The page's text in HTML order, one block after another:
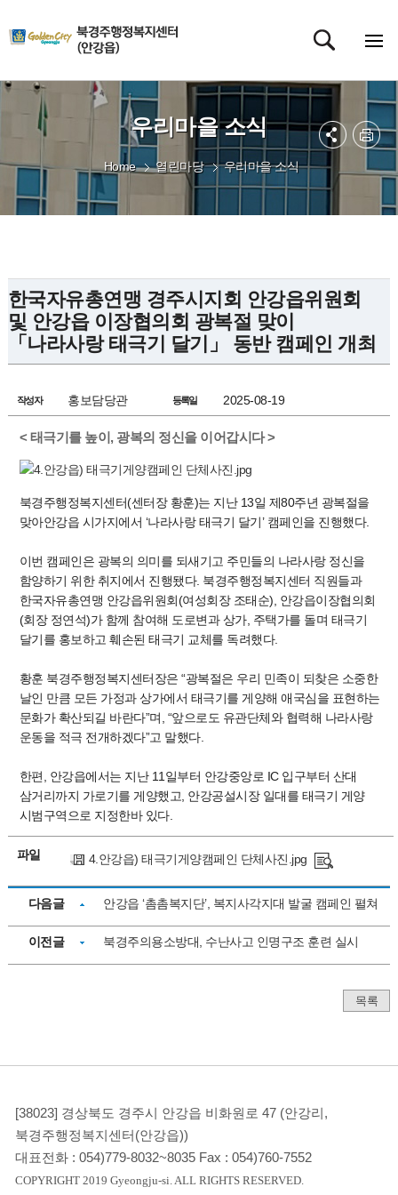
우리마을 소식
Home 열린마당 우리마을 소식
한국자유총연맹 경주시지회 안강읍위원회
및 안강읍 이장협의회 광복절 맞이
「나라사랑 태극기 달기」 동반 캠페인 개최
작성자 홍보담당관 등록일 2025-08-19
< 태극기를 높이, 광복의 정신을 이어갑시다 >
북경주행정복지센터(센터장 황훈)는 지난 13일 제80주년 광복절을
맞아안강읍 시가지에서 ‘나라사랑 태극기 달기’ 캠페인을 진행했다.
이번 캠페인은 광복의 의미를 되새기고 주민들의 나라사랑 정신을
함양하기 위한 취지에서 진행됐다. 북경주행정복지센터 직원들과
한국자유총연맹 안강읍위원회(여성회장 조태순), 안강읍이장협의회
(회장 정연석)가 함께 참여해 도로변과 상가, 주택가를 돌며 태극기
달기를 홍보하고 훼손된 태극기 교체를 독려했다.
황훈 북경주행정복지센터장은 “광복절은 우리 민족이 되찾은 소중한
날인 만큼 모든 가정과 상가에서 태극기를 게양해 애국심을 표현하는
문화가 확산되길 바란다”며, “앞으로도 유관단체와 협력해 나라사랑
운동을 적극 전개하겠다”고 말했다.
한편, 안강읍에서는 지난 11일부터 안강중앙로 IC 입구부터 산대
삼거리까지 가로기를 게양했고, 안강공설시장 일대를 태극기 게양
시범구역으로 지정한바 있다.
파일 4.안강읍) 태극기게양캠페인 단체사진.jpg
다음글 안강읍 ‘촘촘복지단’, 복지사각지대 발굴 캠페인 펼쳐
이전글 북경주의용소방대, 수난사고 인명구조 훈련 실시
목록
[38023] 경상북도 경주시 안강읍 비화원로 47 (안강리,
북경주행정복지센터(안강읍))
대표전화 : 054)779-8032~8035Fax : 054)760-7552
COPYRIGHT 2019 Gyeongju-si. ALL RIGHTS RESERVED.